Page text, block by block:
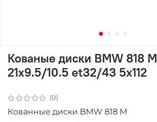
(0)
Кованые диски BMW 818 M
21x9.5/10.5 et32/43 5x112
Кованные диски BMW 818 M